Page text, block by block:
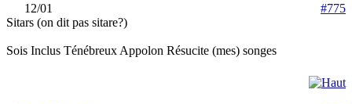
12/01
#775
Sitars (on dit pas sitare?)
Sois Inclus Ténébreux Appolon Résucite (mes) songes